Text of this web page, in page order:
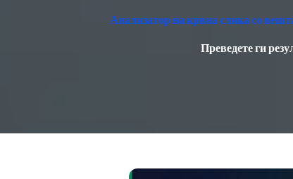
Анализатор на крвна слика со
Преведете ги